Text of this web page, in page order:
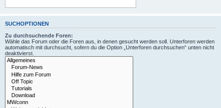
SUCHOPTIONEN
Zu durchsuchende Foren:
Wähle das Forum oder die Foren aus, in denen gesucht werden soll. Unterforen werden
automatisch mit durchsucht, sofern du die Option „Unterforen durchsuchen“ unten nicht
deaktivierst.